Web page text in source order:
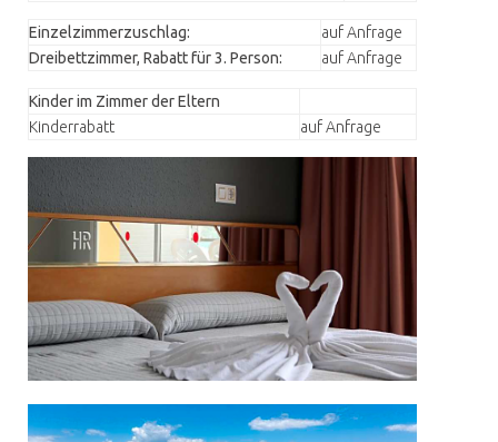
Einzelzimmerzuschlag:
auf Anfrage
Dreibettzimmer, Rabatt für 3. Person:
auf Anfrage
Kinder im Zimmer der Eltern
Kinderrabatt
auf Anfrage